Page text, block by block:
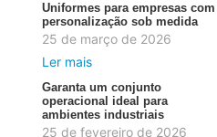
Uniformes para empresas com
personalização sob medida
25 de março de 2026
Ler mais
Garanta um conjunto
operacional ideal para
ambientes industriais
25 de fevereiro de 2026